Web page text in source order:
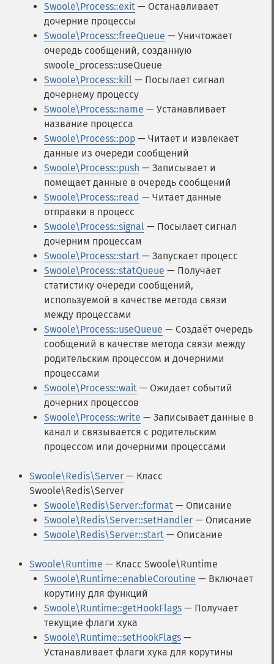
Swoole\Process::exit — Останавливает
дочерние процессы
Swoole\Process::freeQueue — Уничтожает
очередь сообщений, созданную
swoole_process::useQueue
Swoole\Process::kill — Посылает сигнал
дочернему процессу
Swoole\Process::name — Устанавливает
название процесса
Swoole\Process::pop — Читает и извлекает
данные из очереди сообщений
Swoole\Process::push — Записывает и
помещает данные в очередь сообщений
Swoole\Process::read — Читает данные
отправки в процесс
Swoole\Process::signal — Посылает сигнал
дочерним процессам
Swoole\Process::start — Запускает процесс
Swoole\Process::statQueue — Получает
статистику очереди сообщений,
используемой в качестве метода связи
между процессами
Swoole\Process::useQueue — Создаёт очередь
сообщений в качестве метода связи между
родительским процессом и дочерними
процессами
Swoole\Process::wait — Ожидает событий
дочерних процессов
Swoole\Process::write — Записывает данные в
канал и связывается с родительским
процессом или дочерними процессами
Swoole\Redis\Server — Класс
Swoole\Redis\Server
Swoole\Redis\Server::format — Описание
Swoole\Redis\Server::setHandler — Описание
Swoole\Redis\Server::start — Описание
Swoole\Runtime — Класс Swoole\Runtime
Swoole\Runtime::enableCoroutine — Включает
корутину для функций
Swoole\Runtime::getHookFlags — Получает
текущие флаги хука
Swoole\Runtime::setHookFlags —
Устанавливает флаги хука для корутины